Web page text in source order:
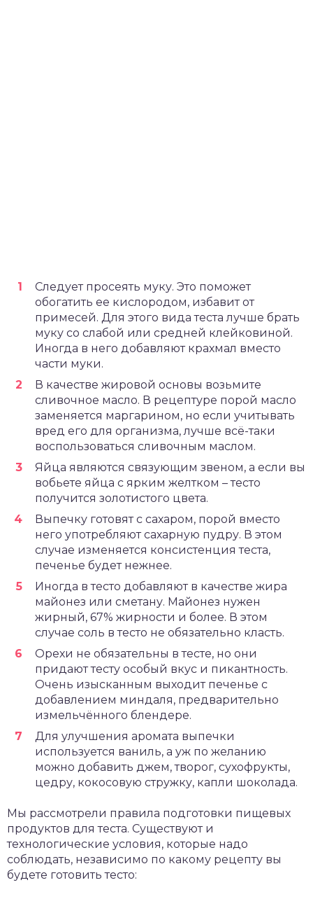
Следует просеять муку. Это поможет
обогатить ее кислородом, избавит от
примесей. Для этого вида теста лучше брать
муку со слабой или средней клейковиной.
Иногда в него добавляют крахмал вместо
части муки.
В качестве жировой основы возьмите
сливочное масло. В рецептуре порой масло
заменяется маргарином, но если учитывать
вред его для организма, лучше всё-таки
воспользоваться сливочным маслом.
Яйца являются связующим звеном, а если вы
вобьете яйца с ярким желтком – тесто
получится золотистого цвета.
Выпечку готовят с сахаром, порой вместо
него употребляют сахарную пудру. В этом
случае изменяется консистенция теста,
печенье будет нежнее.
Иногда в тесто добавляют в качестве жира
майонез или сметану. Майонез нужен
жирный, 67% жирности и более. В этом
случае соль в тесто не обязательно класть.
Орехи не обязательны в тесте, но они
придают тесту особый вкус и пикантность.
Очень изысканным выходит печенье с
добавлением миндаля, предварительно
измельчённого блендере.
Для улучшения аромата выпечки
используется ваниль, а уж по желанию
можно добавить джем, творог, сухофрукты,
цедру, кокосовую стружку, капли шоколада.
Мы рассмотрели правила подготовки пищевых
продуктов для теста. Существуют и
технологические условия, которые надо
соблюдать, независимо по какому рецепту вы
будете готовить тесто: